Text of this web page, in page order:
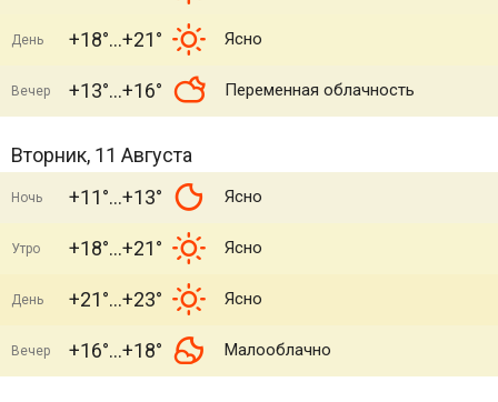
День +18° +21° Ясно
Вечер +13° +16° Переменная облачность
Вторник, 11 Августа
Ночь +11° +13° Ясно
Утро +18° +21° Ясно
День +21° +23° Ясно
Вечер +16° +18° Малооблачно